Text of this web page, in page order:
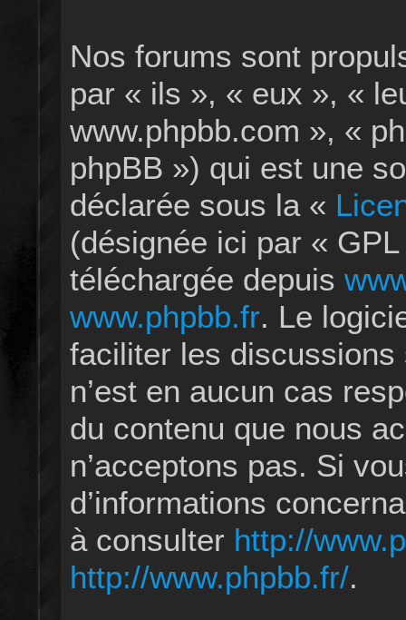
Nos forums sont
par « ils », « eux », «
www.phpbb.com », «
phpBB ») qui est une
déclarée sous la «
(désignée ici par «
téléchargée depuis
www.phpbb.fr. Le
faciliter les
n’est en aucun cas
du contenu que nous
n’acceptons pas. Si
d’informations
à consulter http://
http://www.phpbb.fr/.